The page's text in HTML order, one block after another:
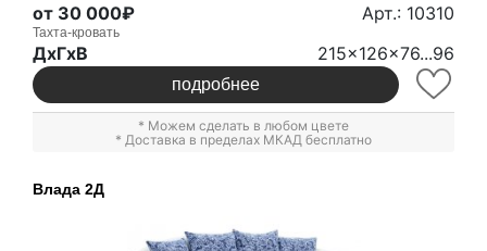
от 30 000₽ Арт.: 10310
Тахта-кровать
ДxГxВ 215x126x76...96
подробнее
* Можем сделать в любом цвете
* Доставка в пределах МКАД бесплатно
Влада 2Д